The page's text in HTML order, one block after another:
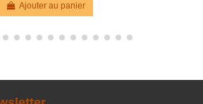
Ajouter au panier